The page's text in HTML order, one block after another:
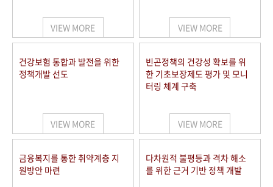
VIEW MORE VIEW MORE
건강보험 통합과 발전을 위한
정책개발 선도
VIEW MORE
빈곤정책의 건강성 확보를 위
한 기초보장제도 평가 및 모니
터링 체계 구축
VIEW MORE
금융복지를 통한 취약계층 지
원방안 마련
다차원적 불평등과 격차 해소
를 위한 근거 기반 정책 개발